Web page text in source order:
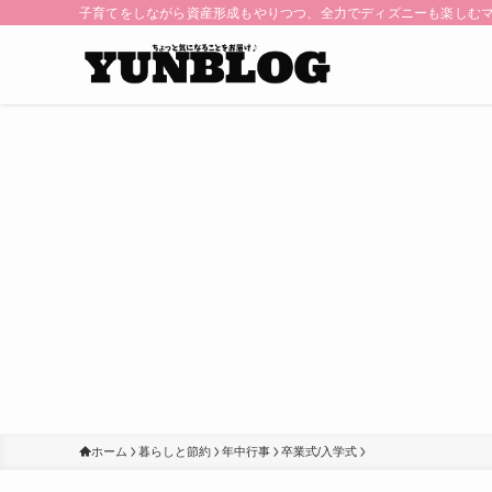
子育てをしながら資産形成もやりつつ、全力でディズニーも楽しむ
ホーム 暮らしと節約 年中行事 卒業式/入学式